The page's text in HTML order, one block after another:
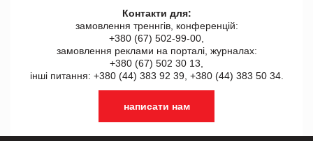
Контакти для:
замовлення треннгів, конференцій:
+380 (67) 502-99-00,
замовлення реклами на порталі, журналах:
+380 (67) 502 30 13,
інші питання: +380 (44) 383 92 39, +380 (44) 383 50 34.
написати нам